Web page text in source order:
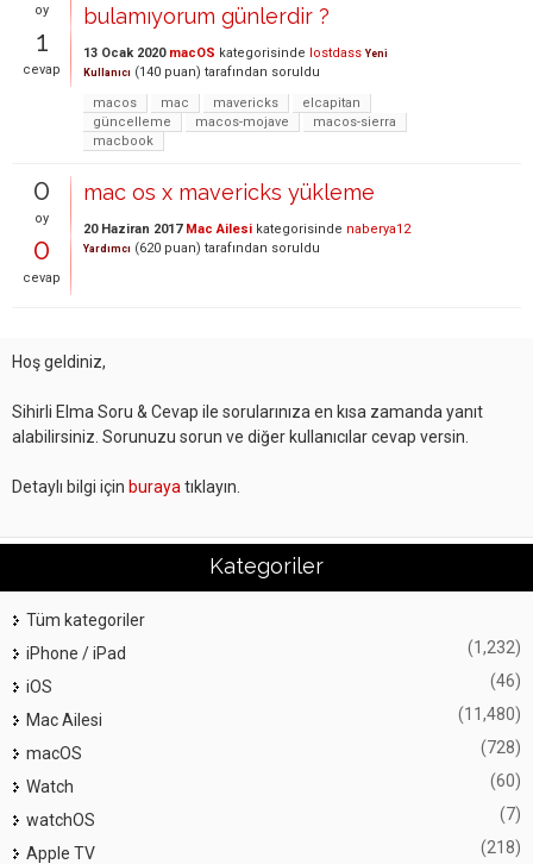
oy
1
cevap
bulamıyorum günlerdir ?
13 Ocak 2020 macOS kategorisinde lostdass Yeni
Kullanıcı (140 puan) tarafından soruldu
macos
mac mavericks
elcapitan
güncelleme
macos-mojave
macos-sierra
macbook
0
oy
0
cevap
mac os x mavericks yükleme
20 Haziran 2017 Mac Ailesi kategorisinde naberya12
Yardımcı (620 puan) tarafından soruldu
Hoş geldiniz,
Sihirli Elma Soru & Cevap ile sorularınıza en kısa zamanda yanıt
alabilirsiniz. Sorunuzu sorun ve diğer kullanıcılar cevap versin.
Detaylı bilgi için buraya tıklayın.
Kategoriler
Tüm kategoriler
iPhone / iPad
(1,232)
iOS (46)
Mac Ailesi (11,480)
macOS (728)
Watch (60)
watchOS (7)
Apple TV (218)